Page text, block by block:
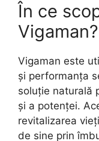
În ce
Vigaman?
Vigaman este
și performanța
soluție naturală
și a potenței.
revitalizarea
de sine prin